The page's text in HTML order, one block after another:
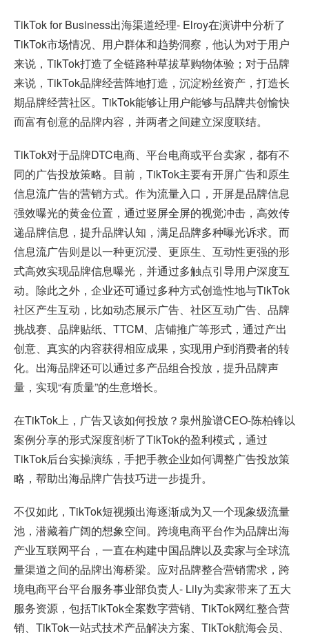
TikTok for Business出海渠道经理- Elroy在演讲中分析了
TikTok市场情况、用户群体和趋势洞察，他认为对于用户
来说，TikTok打造了全链路种草拔草购物体验；对于品牌
来说，TikTok品牌经营阵地打造，沉淀粉丝资产，打造长
期品牌经营社区。TikTok能够让用户能够与品牌共创愉快
而富有创意的品牌内容，并两者之间建立深度联结。
TikTok对于品牌DTC电商、平台电商或平台卖家，都有不
同的广告投放策略。目前，TikTok主要有开屏广告和原生
信息流广告的营销方式。作为流量入口，开屏是品牌信息
强效曝光的黄金位置，通过竖屏全屏的视觉冲击，高效传
递品牌信息，提升品牌认知，满足品牌多种曝光诉求。而
信息流广告则是以一种更沉浸、更原生、互动性更强的形
式高效实现品牌信息曝光，并通过多触点引导用户深度互
动。除此之外，企业还可通过多种方式创造性地与TikTok
社区产生互动，比如动态展示广告、社区互动广告、品牌
挑战赛、品牌贴纸、TTCM、店铺推广等形式，通过产出
创意、真实的内容获得相应成果，实现用户到消费者的转
化。出海品牌还可以通过多产品组合投放，提升品牌声
量，实现“有质量”的生意增长。
在TikTok上，广告又该如何投放？泉州脸谱CEO-陈柏锋以
案例分享的形式深度剖析了TikTok的盈利模式，通过
TikTok后台实操演练，手把手教企业如何调整广告投放策
略，帮助出海品牌广告技巧进一步提升。
不仅如此，TikTok短视频出海逐渐成为又一个现象级流量
池，潜藏着广阔的想象空间。跨境电商平台作为品牌出海
产业互联网平台，一直在构建中国品牌以及卖家与全球流
量渠道之间的品牌出海桥梁。应对品牌整合营销需求，跨
境电商平台平台服务事业部负责人- Lily为卖家带来了五大
服务资源，包括TikTok全案数字营销、TikTok网红整合营
销、TikTok一站式技术产品解决方案、TikTok航海会员、